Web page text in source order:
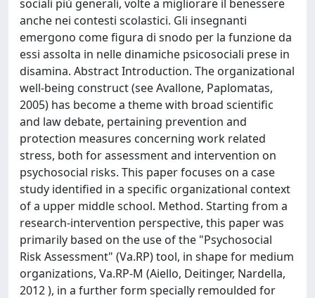
sociali più generali, volte a migliorare il benessere
anche nei contesti scolastici. Gli insegnanti
emergono come figura di snodo per la funzione da
essi assolta in nelle dinamiche psicosociali prese in
disamina. Abstract Introduction. The organizational
well-being construct (see Avallone, Paplomatas,
2005) has become a theme with broad scientific
and law debate, pertaining prevention and
protection measures concerning work related
stress, both for assessment and intervention on
psychosocial risks. This paper focuses on a case
study identified in a specific organizational context
of a upper middle school. Method. Starting from a
research-intervention perspective, this paper was
primarily based on the use of the "Psychosocial
Risk Assessment" (Va.RP) tool, in shape for medium
organizations, Va.RP-M (Aiello, Deitinger, Nardella,
2012 ), in a further form specially remoulded for